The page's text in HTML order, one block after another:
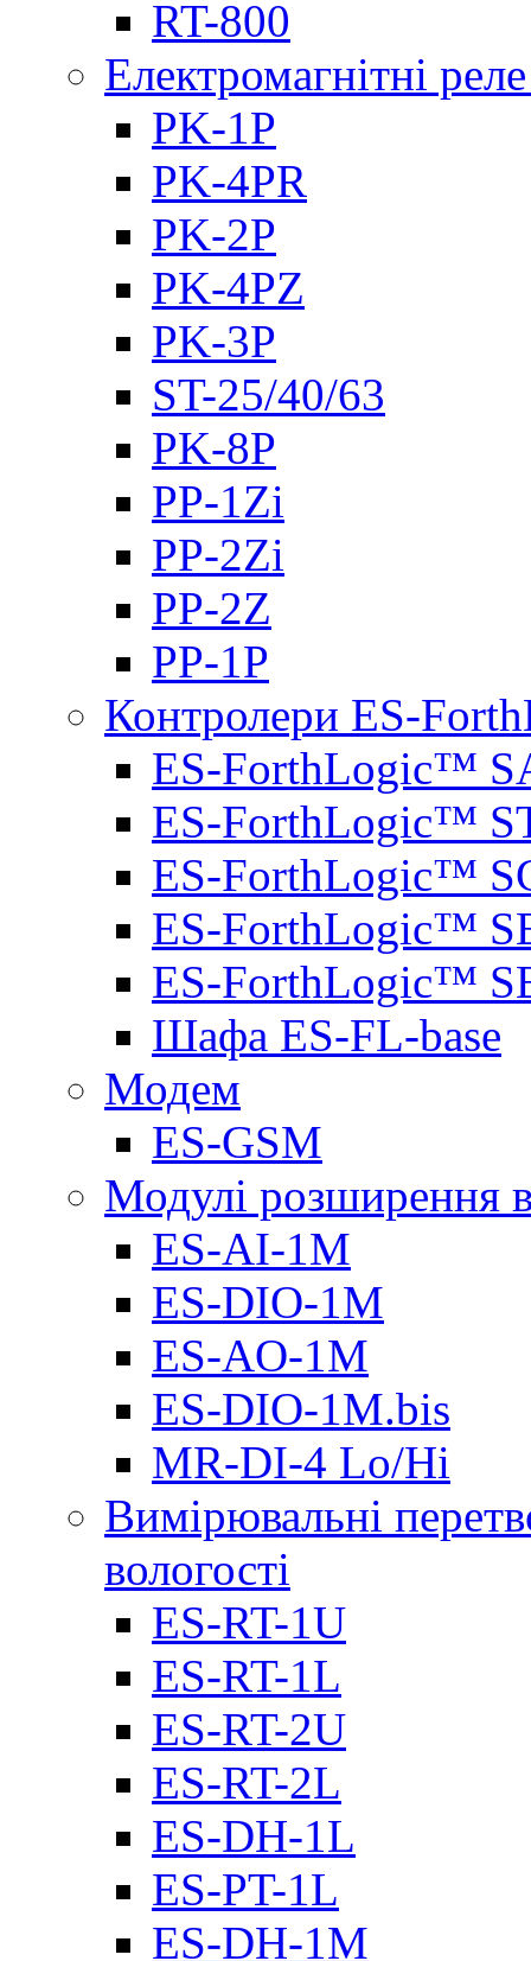
RT-800
Електромагнітні
PK-1P
PK-4PR
PK-2Р
PK-4PZ
PK-3Р
ST-25/40/63
PK-8P
PP-1Zi
PP-2Zi
PP-2Z
PP-1P
Контролери ES-
ES-ForthLogic™
ES-ForthLogic™
ES-ForthLogic™
ES-ForthLogic™
ES-ForthLogic™
Шафа ES-FL-base
Модем
ES-GSM
Модулі розширення
ES-AI-1M
ES-DIO-1М
ES-AO-1М
ES-DIO-1M.bis
MR-DI-4 Lo/Hi
Вимірювальні
вологості
ES-RT-1U
ES-RT-1L
ES-RT-2U
ES-RT-2L
ES-DH-1L
ES-PT-1L
ES-DH-1M